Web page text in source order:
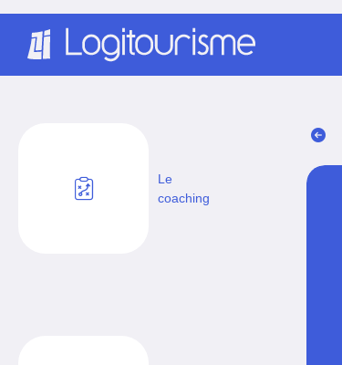
Le
coaching